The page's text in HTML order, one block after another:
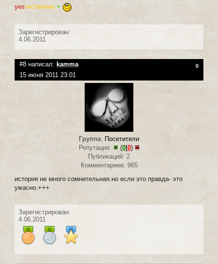
yesтественно +
Зарегистрирован:
4.06.2011
#8 написал: kamma 0
15 июня 2011 23:01
Группа: Посетители
Репутация:
(0|0)
Публикаций: 2
Комментариев: 965
история не много сомнительная.но если это правда- это
ужасно.+++
Зарегистрирован:
4.06.2011